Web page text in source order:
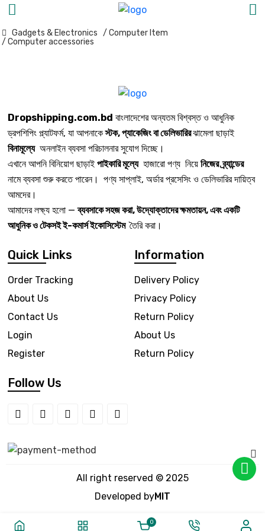
Gadgets & Electronics / Computer Item
/ Computer accessories
Dropshipping.com.bd বাংলাদেশের অন্যতম বিশ্বস্ত ও আধুনিক
ড্রপশিপিং প্ল্যাটফর্ম, যা আপনাকেস্টক, প্যাকেজিং বা ডেলিভারিরঝামেলা ছাড়াই
বিনামূল্যেঅনলাইন ব্যবসা পরিচালনার সুযোগ দিচ্ছে।
এখানে আপনি বিনিয়োগ ছাড়াই পাইকারি মূল্যেহাজারো পণ্য নিয়ে নিজের ব্র্যান্ডের
নামে ব্যবসা শুরু করতে পারেন। পণ্য সাপ্লাই, অর্ডার প্রসেসিং ও ডেলিভারির দায়িত্ব
আমদের।
আমাদের লক্ষ্য হলো —ব্যবসাকে সহজ করা, উদ্যোক্তাদের ক্ষমতায়ন, এবং একটি
আধুনিক ও টেকসই ই-কমার্স ইকোসিস্টেম তৈরি করা।
Quick Links
Order Tracking
About Us
Contact Us
Login
Register
Information
Delivery Policy
Privacy Policy
Return Policy
About Us
Return Policy
Follow Us
All right reserved © 2025
Developed byMIT
0